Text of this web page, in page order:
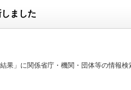
ました
果」に関係省庁・機関・団体等の情報